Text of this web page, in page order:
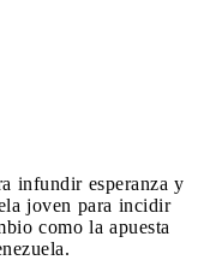
infundir esperanza y
joven para incidir
como la apuesta